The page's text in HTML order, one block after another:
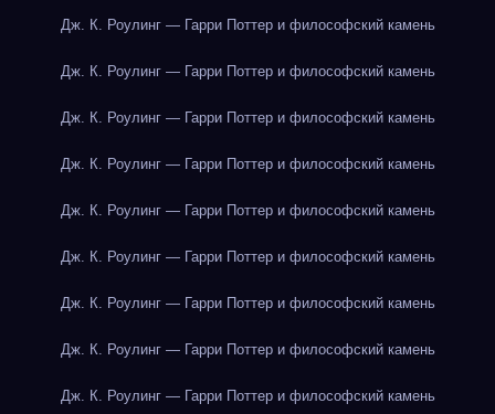
Дж. К. Роулинг — Гарри Поттер и философский камень
Дж. К. Роулинг — Гарри Поттер и философский камень
Дж. К. Роулинг — Гарри Поттер и философский камень
Дж. К. Роулинг — Гарри Поттер и философский камень
Дж. К. Роулинг — Гарри Поттер и философский камень
Дж. К. Роулинг — Гарри Поттер и философский камень
Дж. К. Роулинг — Гарри Поттер и философский камень
Дж. К. Роулинг — Гарри Поттер и философский камень
Дж. К. Роулинг — Гарри Поттер и философский камень